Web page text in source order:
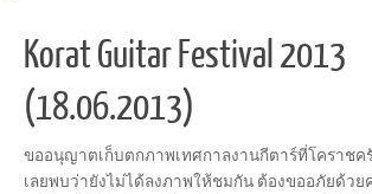
Korat Guitar Festival 2013
(18.06.2013)
ขออนุญาตเก็บตกภาพเทศกาลงานกีตาร์ที่โคราช
เลยพบว่ายังไม่ได้ลงภาพให้ชมกัน ต้องขออภัยด้ว